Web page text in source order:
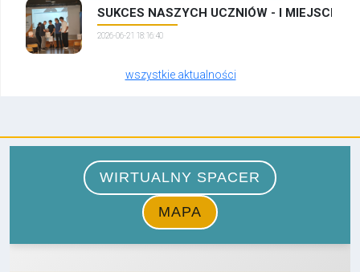
SUKCES NASZYCH UCZNIÓW - I MIEJSCE W
2026-06-21 18:16:40
wszystkie aktualności